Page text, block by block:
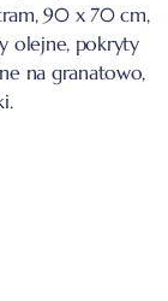
90 x 70 cm,
olejne, pokryty
na granatowo,